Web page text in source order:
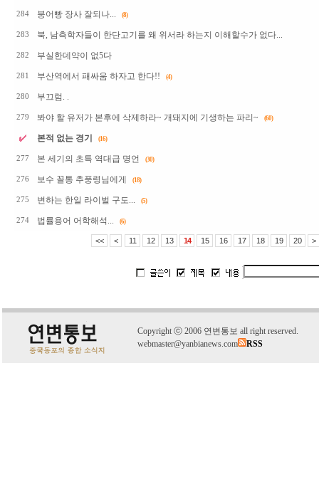
284 붕어빵 장사 잘되나... (8)
283 북, 남측학자들이 한단고기를 왜 위서라 하는지 이해할수가 없다...
282 부실한데약이 없5다
281 부산역에서 패싸움 하자고 한다!! (4)
280 부끄럼. .
279 봐야 할 유저가 본후에 삭제하라~ 개돼지에 기생하는 파리~ (60)
본적 없는 경기 (16)
277 본 세기의 초특 역대급 명언 (30)
276 보수 꼴통 추풍령님에게 (18)
275 변하는 한일 라이벌 구도... (5)
274 법률용어 어학해석... (6)
<< < 11 12 13 14 15 16 17 18 19 20 >
Copyright ⓒ 2006 연변통보 all right reserved.
webmaster@yanbianews.com
RSS